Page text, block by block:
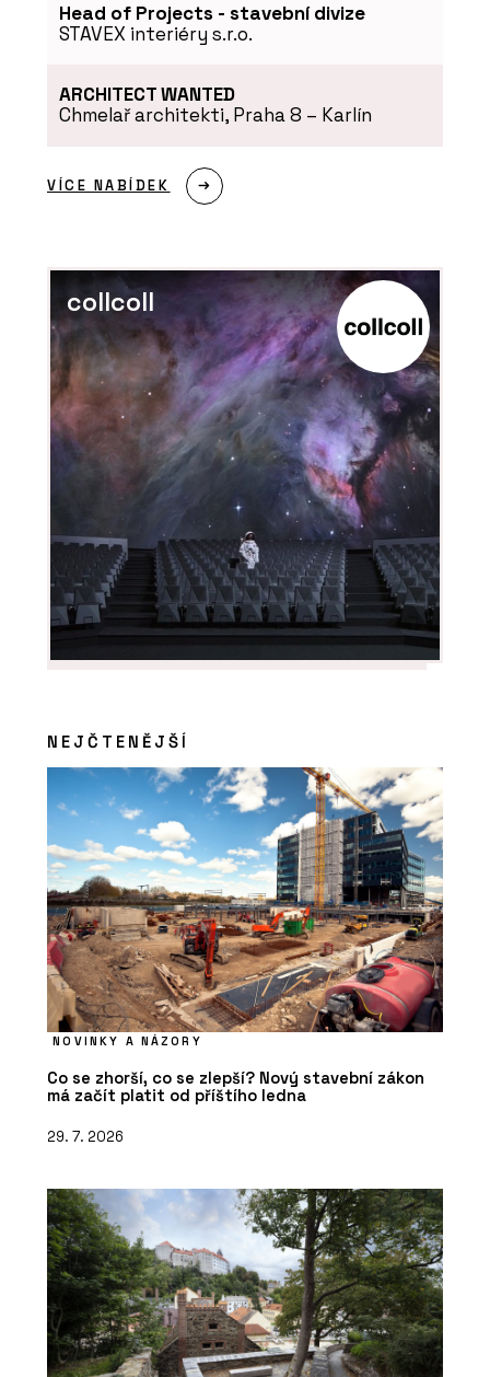
Představa studeného kláštera už
neplatí
PRODUKTY
Systém pro instalaci teplé a studené
pitné vody RAUTITAN - REHAU
Regulace teploty NEA SMART 2.0 -
Head of Projects - stavební divize
STAVEX interiéry s.r.o.
ARCHITECT WANTED
Chmelař architekti, Praha 8 – Karlín
VÍCE NABÍDEK
collcoll
NEJČTENĚJŠÍ
NOVINKY A NÁZORY
Co se zhorší, co se zlepší? Nový stavební zákon
má začít platit od příštího ledna
29. 7. 2026